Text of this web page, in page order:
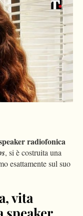
radiofonica
, si è costruita una
esattamente sul suo
vita